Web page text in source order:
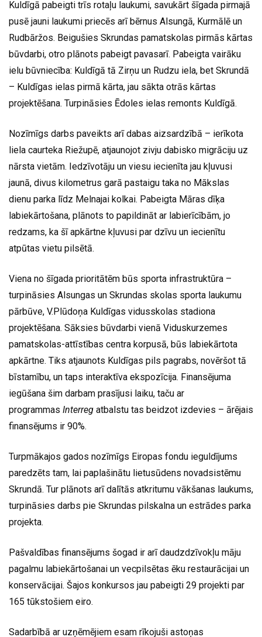
Kuldīgā pabeigti trīs rotaļu laukumi, savukārt šīgada pirmajā
pusē jauni laukumi priecēs arī bērnus Alsungā, Kurmālē un
Rudbāržos. Beigušies Skrundas pamatskolas pirmās kārtas
būvdarbi, otro plānots pabeigt pavasarī. Pabeigta vairāku
ielu būvniecība: Kuldīgā tā Zirņu un Rudzu iela, bet Skrundā
– Kuldīgas ielas pirmā kārta, jau sākta otrās kārtas
projektēšana. Turpināsies Ēdoles ielas remonts Kuldīgā.
Nozīmīgs darbs paveikts arī dabas aizsardzībā – ierīkota
liela caurteka Riežupē, atjaunojot zivju dabisko migrāciju uz
nārsta vietām. Iedzīvotāju un viesu iecienīta jau kļuvusi
jaunā, divus kilometrus garā pastaigu taka no Mākslas
dienu parka līdz Melnajai kolkai. Pabeigta Māras dīķa
labiekārtošana, plānots to papildināt ar labierīcībām, jo
redzams, ka šī apkārtne kļuvusi par dzīvu un iecienītu
atpūtas vietu pilsētā.
Viena no šīgada prioritātēm būs sporta infrastruktūra –
turpināsies Alsungas un Skrundas skolas sporta laukumu
pārbūve, V.Plūdoņa Kuldīgas vidusskolas stadiona
projektēšana. Sāksies būvdarbi vienā Viduskurzemes
pamatskolas-attīstības centra korpusā, būs labiekārtota
apkārtne. Tiks atjaunots Kuldīgas pils pagrabs, novēršot tā
bīstamību, un taps interaktīva ekspozīcija. Finansējuma
iegūšana šim darbam prasījusi laiku, taču ar
programmas Interreg atbalstu tas beidzot izdevies – ārējais
finansējums ir 90%.
Turpmākajos gados nozīmīgs Eiropas fondu ieguldījums
paredzēts tam, lai paplašinātu lietusūdens novadsistēmu
Skrundā. Tur plānots arī dalītās atkritumu vākšanas laukums,
turpināsies darbs pie Skrundas pilskalna un estrādes parka
projekta.
Pašvaldības finansējums šogad ir arī daudzdzīvokļu māju
pagalmu labiekārtošanai un vecpilsētas ēku restaurācijai un
konservācijai. Šajos konkursos jau pabeigti 29 projekti par
165 tūkstošiem eiro.
Sadarbībā ar uzņēmējiem esam rīkojuši astoņas